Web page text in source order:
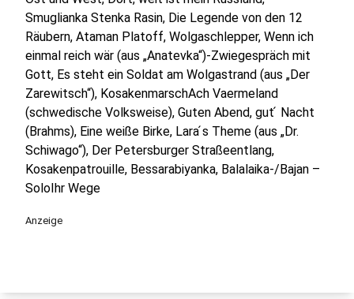
Smuglianka Stenka Rasin, Die Legende von den 12
Räubern, Ataman Platoff, Wolgaschlepper, Wenn ich
einmal reich wär (aus „Anatevka“)-Zwiegespräch mit
Gott, Es steht ein Soldat am Wolgastrand (aus „Der
Zarewitsch“), KosakenmarschAch Vaermeland
(schwedische Volksweise), Guten Abend, gut ́ Nacht
(Brahms), Eine weiße Birke, Lara ́s Theme (aus „Dr.
Schiwago“), Der Petersburger Straßeentlang,
Kosakenpatrouille, Bessarabiyanka, Balalaika-/Bajan –
SoloIhr Wege
Anzeige